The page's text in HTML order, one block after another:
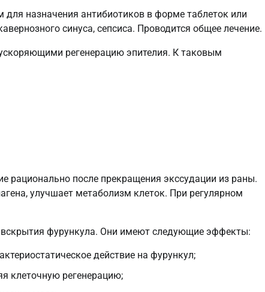
назначения антибиотиков в форме таблеток или
синуса, сепсиса. Проводится общее лечение.
регенерацию эпителия. К таковым
рационально после прекращения экссудации из раны.
улучшает метаболизм клеток. При регулярном
вскрытия фурункула. Они имеют следующие эффекты:
действие на фурункул;
клеточную регенерацию;